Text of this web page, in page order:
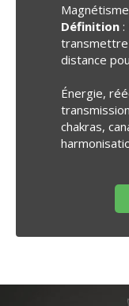
Magnétisme
Définition :
transmettre
distance
Énergie,
chakras,